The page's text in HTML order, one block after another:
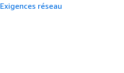
Exigences réseau